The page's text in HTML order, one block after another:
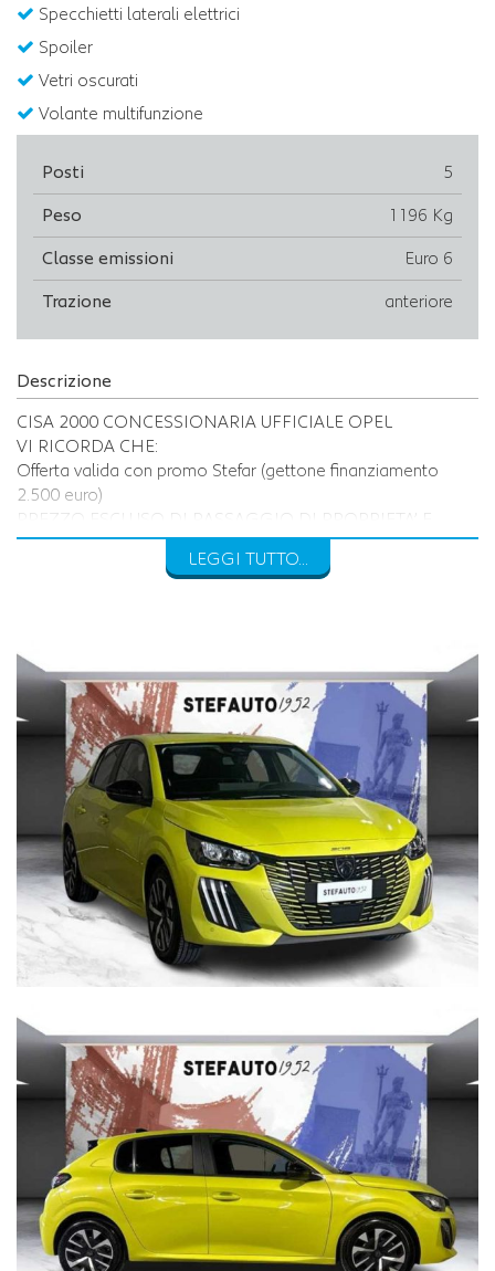
Specchietti laterali elettrici
Spoiler
Vetri oscurati
Volante multifunzione
Posti 5
Peso 1196 Kg
Classe emissioni Euro 6
Trazione anteriore
Descrizione
CISA 2000 CONCESSIONARIA UFFICIALE OPEL
VI RICORDA CHE:
Offerta valida con promo Stefar (gettone finanziamento
2.500 euro)
PREZZO ESCLUSO DI PASSAGGIO DI PROPRIETA’ E
BOLLO
- LOCALITA' DI RESIDENZA
- IN CASO DI AUTO DA PERMUTARE o ROTTAMARE
INDICARE:
(MODELLO, ANNO DI IMMATRICOLAZIONE, KM)
Per info su questa vettura contattare
CISA 2000 CONCESSIONARIA OPEL
VIA BENTINI, 111 40128 BOLOGNA
Tel. 051 551701
Cisa 2000 declina ogni responsabilità per eventuali non
conformità relative ad equipaggiamento, omologazioni anti
inquinamento, accessori, ecc. pubblicate nei diversi portali.
impegno contrattuale in quanto non ci è possibile intervenire
su eventuali errori di stampa.
LEGGI TUTTO...